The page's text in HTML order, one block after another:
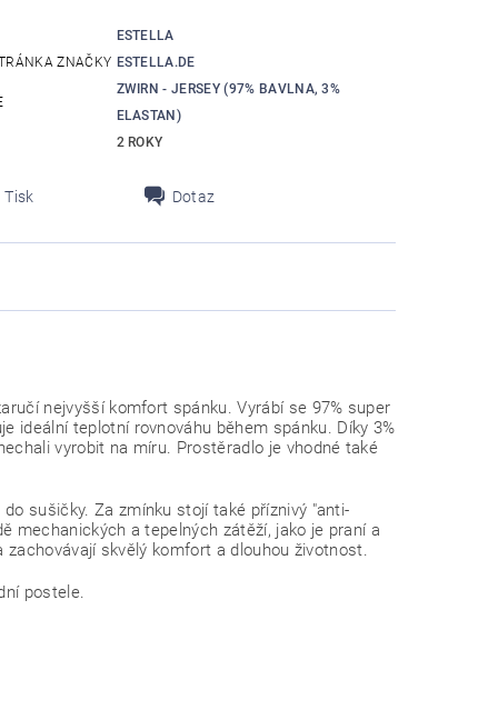
ESTELLA
ZNAČKY ESTELLA.DE
ZWIRN - JERSEY (97% BAVLNA, 3%
ELASTAN)
2 ROKY
Tisk Dotaz
nejvyšší komfort spánku. Vyrábí se 97% super
ideální teplotní rovnováhu během spánku. Díky 3%
vyrobit na míru. Prostěradlo je vhodné také
sušičky. Za zmínku stojí také příznivý "anti-
mechanických a tepelných zátěží, jako je praní a
skvělý komfort a dlouhou životnost.
postele.